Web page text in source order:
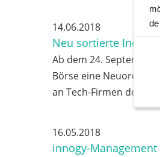
14.06.2018
Neu sortierte Indices
Ab dem 24.
Börse eine
an Tech-Firmen deutlich
16.05.2018
innogy-